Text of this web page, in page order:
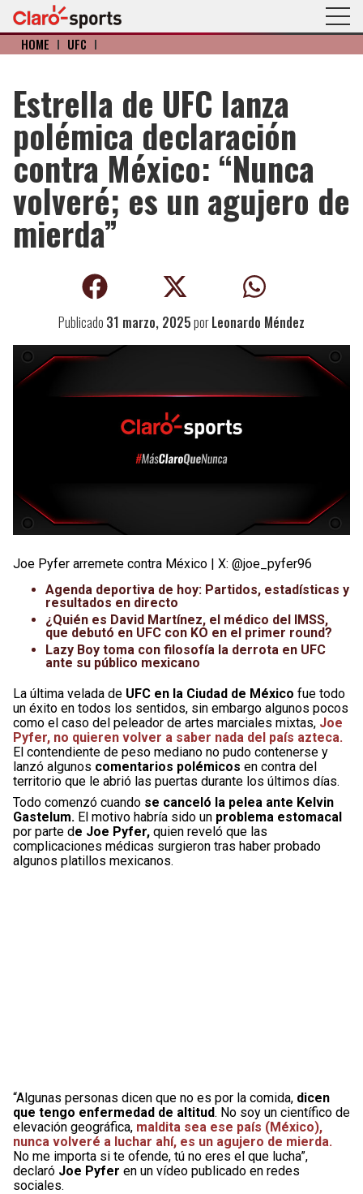
HOME I UFC I
Estrella de UFC lanza
polémica declaración
contra México: “Nunca
volveré; es un agujero de
mierda”
Publicado 31 marzo, 2025porLeonardo Méndez
Joe Pyfer arremete contra México | X: @joe_pyfer96
Agenda deportiva de hoy: Partidos, estadísticas y
resultados en directo
¿Quién es David Martínez, el médico del IMSS,
que debutó en UFC con KO en el primer round?
Lazy Boy toma con filosofía la derrota en UFC
ante su público mexicano
La última velada de UFC en la Ciudad de México fue todo
un éxito en todos los sentidos, sin embargo algunos pocos
como el caso del peleador de artes marciales mixtas, Joe
Pyfer, no quieren volver a saber nada del país azteca.
El contendiente de peso mediano no pudo contenerse y
lanzó algunos comentarios polémicos en contra del
territorio que le abrió las puertas durante los últimos días.
Todo comenzó cuando se canceló la pelea ante Kelvin
Gastelum. El motivo habría sido un problema estomacal
por parte de Joe Pyfer, quien reveló que las
complicaciones médicas surgieron tras haber probado
algunos platillos mexicanos.
“Algunas personas dicen que no es por la comida, dicen
que tengo enfermedad de altitud. No soy un científico de
elevación geográfica, maldita sea ese país (México),
nunca volveré a luchar ahí, es un agujero de mierda.
No me importa si te ofende, tú no eres el que lucha”,
declaró Joe Pyfer en un vídeo publicado en redes
sociales.